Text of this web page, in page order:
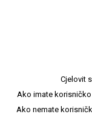
Cjelovit
Ako imate
Ako nemate